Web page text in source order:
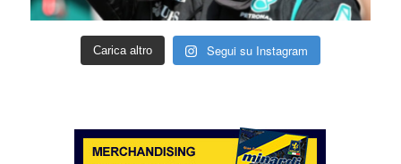
Carica altro Segui su Instagram